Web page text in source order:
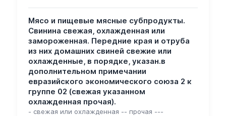
Мясо и пищевые мясные субпродукты.
Свинина свежая, охлажденная или
замороженная. Передние края и отруба
из них домашних свиней свежие или
охлажденные, в порядке, указан.в
дополнительном примечании
евразийского экономического союза 2 к
группе 02 (свежая указанном
охлажденная прочая).
- свежая или охлажденная -- прочая ---